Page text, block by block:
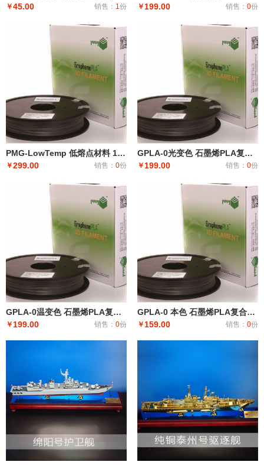
￥45.00 销售： 1份 ￥199.00 销售： 0份
PMG-LowTemp 低熔点材料 1.75mm/3.00mm 500g/卷
￥299.00 销售： 0份
GPLA-0光变色 石墨烯PLA复合3D打印线材 线径1.75mm 500g/卷
￥ 199.00 销售： 0份
GPLA-0温变色 石墨烯PLA复合3d打印线材 线径1.75mm 500g/卷
￥ 199.00 销售： 0份
GPLA-0 本色 石墨烯PLA复合3D打印线材 线径1.75mm 500g/卷
￥ 159.00 销售： 0份